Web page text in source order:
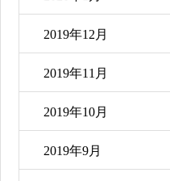
2019年12月
2019年11月
2019年10月
2019年9月